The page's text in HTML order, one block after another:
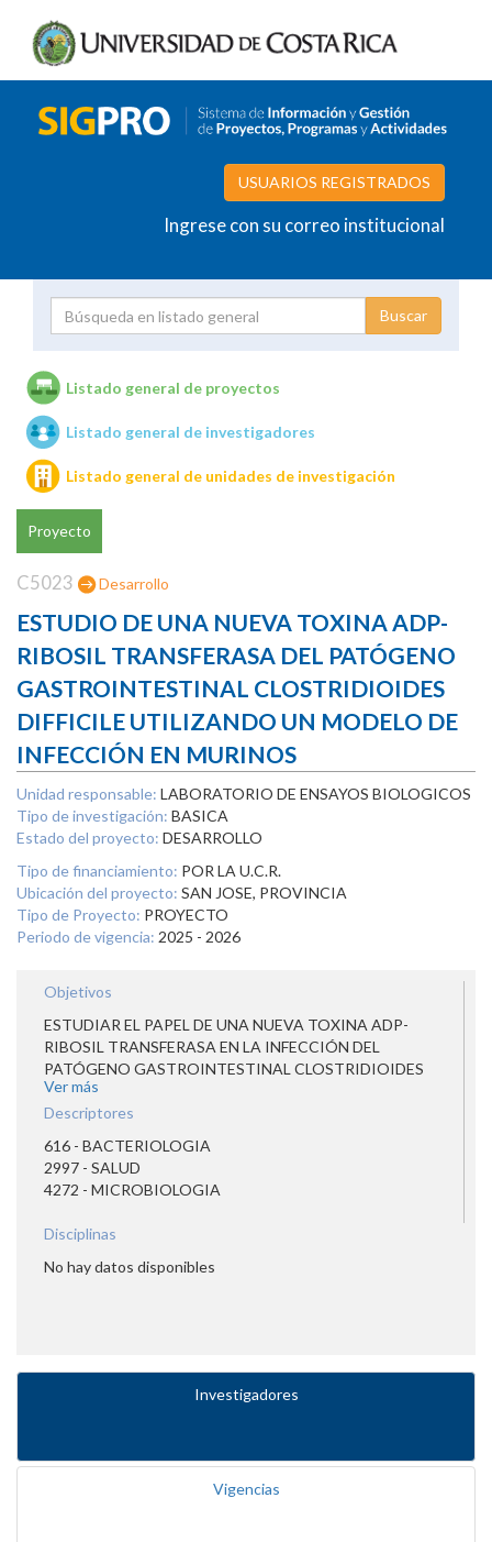
USUARIOS REGISTRADOS
Ingrese con su correo institucional
Unidades de investigación
Listado general de proyectos
Listado general de investigadores
Listado general de unidades de investigación
Proyecto
C5023 Desarrollo
ESTUDIO DE UNA NUEVA TOXINA ADP-
RIBOSIL TRANSFERASA DEL PATÓGENO
GASTROINTESTINAL CLOSTRIDIOIDES
DIFFICILE UTILIZANDO UN MODELO DE
INFECCIÓN EN MURINOS
Unidad responsable: LABORATORIO DE ENSAYOS BIOLOGICOS
Tipo de investigación: BASICA
Estado del proyecto: DESARROLLO
Tipo de financiamiento: POR LA U.C.R.
Ubicación del proyecto: SAN JOSE, PROVINCIA
Tipo de Proyecto: PROYECTO
Periodo de vigencia: 2025 - 2026
Objetivos
ESTUDIAR EL PAPEL DE UNA NUEVA TOXINA ADP-
RIBOSIL TRANSFERASA EN LA INFECCIÓN DEL
PATÓGENO GASTROINTESTINAL CLOSTRIDIOIDES
DIFFICILE UTILIZANDO UN MODELO DE INFECCIÓN EN
MURINOS
Ver más
Descriptores
616 - BACTERIOLOGIA
2997 - SALUD
4272 - MICROBIOLOGIA
Disciplinas
No hay datos disponibles
Investigadores
Vigencias